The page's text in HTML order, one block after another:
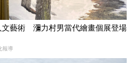
文藝術 瀰力村男當代繪畫個展登場
報導